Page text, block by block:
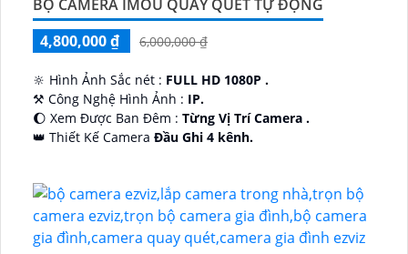
BỘ CAMERA IMOU QUAY QUÉT TỰ ĐỘNG
4,800,000 ₫
6,000,000 ₫
🔆 Hình Ảnh Sắc nét : FULL HD 1080P .
⚒ Công Nghệ Hình Ảnh : IP.
🌔 Xem Được Ban Đêm : Từng Vị Trí Camera .
👑 Thiết Kế Camera Đầu Ghi 4 kênh.